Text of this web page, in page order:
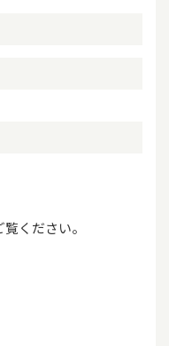
覧ください。